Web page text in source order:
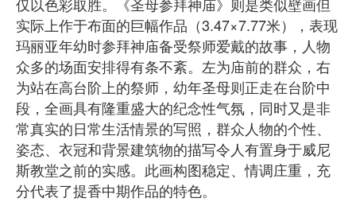
实际上作于布面的巨幅作品（3.47×7.77米），表现
玛丽亚年幼时参拜神庙备受祭师爱戴的故事，人物
众多的场面安排得有条不紊。左为庙前的群众，右
为站在高台阶上的祭师，幼年圣母则正走在台阶中
段，全画具有隆重盛大的纪念性气氛，同时又是非
常真实的日常生活情景的写照，群众人物的个性、
姿态、衣冠和背景建筑物的描写令人有置身于威尼
斯教堂之前的实感。此画构图稳定、情调庄重，充
分代表了提香中期作品的特色。